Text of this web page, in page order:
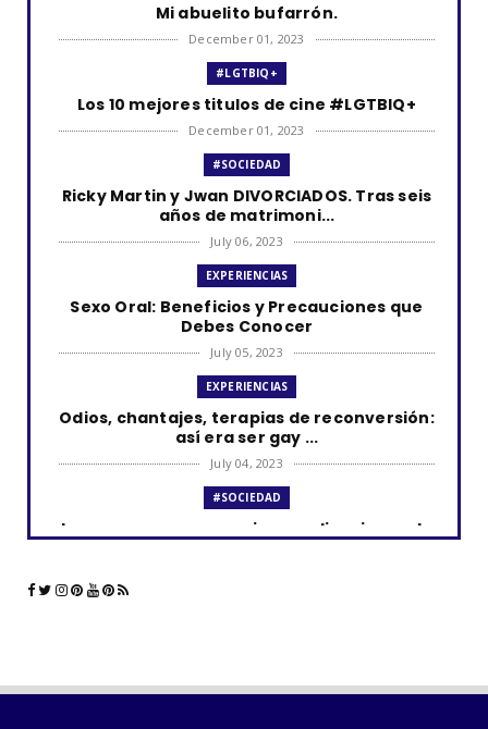
Mi abuelito bufarrón.
December 01, 2023
#LGTBIQ+
Los 10 mejores titulos de cine #LGTBIQ+
December 01, 2023
#SOCIEDAD
Ricky Martin y Jwan DIVORCIADOS. Tras seis
años de matrimoni...
July 06, 2023
EXPERIENCIAS
Sexo Oral: Beneficios y Precauciones que
Debes Conocer
July 05, 2023
EXPERIENCIAS
Odios, chantajes, terapias de reconversión:
así era ser gay ...
July 04, 2023
#SOCIEDAD
Los curas y su presencia en aplicaciones de
June 21, 2023